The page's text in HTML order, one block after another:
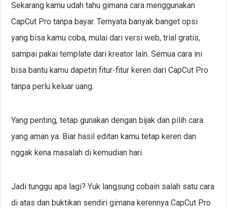
Sekarang kamu udah tahu gimana cara menggunakan
CapCut Pro tanpa bayar. Ternyata banyak banget opsi
yang bisa kamu coba, mulai dari versi web, trial gratis,
sampai pakai template dari kreator lain. Semua cara ini
bisa bantu kamu dapetin fitur-fitur keren dari CapCut Pro
tanpa perlu keluar uang.
Yang penting, tetap gunakan dengan bijak dan pilih cara
yang aman ya. Biar hasil editan kamu tetap keren dan
nggak kena masalah di kemudian hari.
Jadi tunggu apa lagi? Yuk langsung cobain salah satu cara
di atas dan buktikan sendiri gimana kerennya CapCut Pro